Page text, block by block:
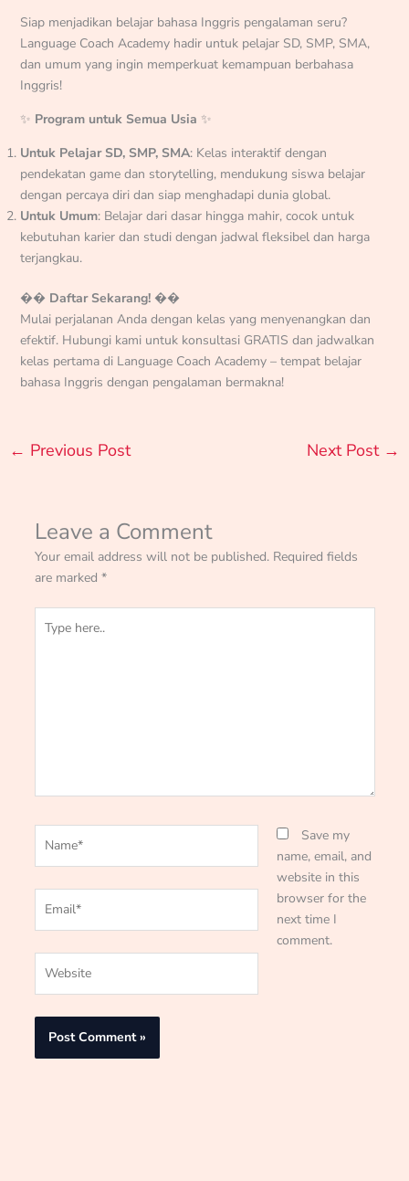
Siap menjadikan belajar bahasa Inggris pengalaman seru?
Language Coach Academy hadir untuk pelajar SD, SMP, SMA,
dan umum yang ingin memperkuat kemampuan berbahasa
Inggris!
✨ Program untuk Semua Usia ✨
Untuk Pelajar SD, SMP, SMA: Kelas interaktif dengan
pendekatan game dan storytelling, mendukung siswa belajar
dengan percaya diri dan siap menghadapi dunia global.
Untuk Umum: Belajar dari dasar hingga mahir, cocok untuk
kebutuhan karier dan studi dengan jadwal fleksibel dan harga
terjangkau.
�� Daftar Sekarang!��
Mulai perjalanan Anda dengan kelas yang menyenangkan dan
efektif. Hubungi kami untuk konsultasi GRATIS dan jadwalkan
kelas pertama di Language Coach Academy – tempat belajar
bahasa Inggris dengan pengalaman bermakna!
← Previous Post Next Post →
Leave a Comment
Your email address will not be published. Required fields
are marked *
here..
Save my
name, email, and
website in this
browser for the
next time I
comment.